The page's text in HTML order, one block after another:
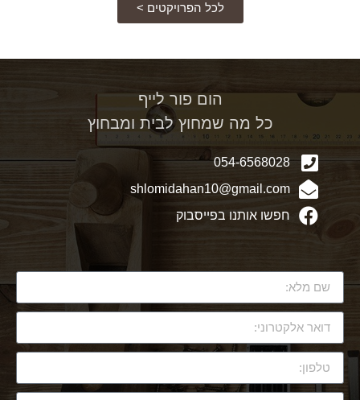
לכל הפרויקטים >
הום פור לייף
כל מה שמחוץ לבית ומבחוץ
054-6568028
shlomidahan10@gmail.com
חפשו אותנו בפייסבוק